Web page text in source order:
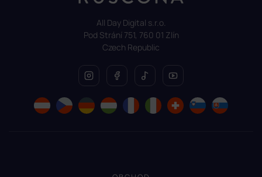
All Day Digital s.r.o.
Pod Strání 751, 760 01 Zlín
Czech Republic